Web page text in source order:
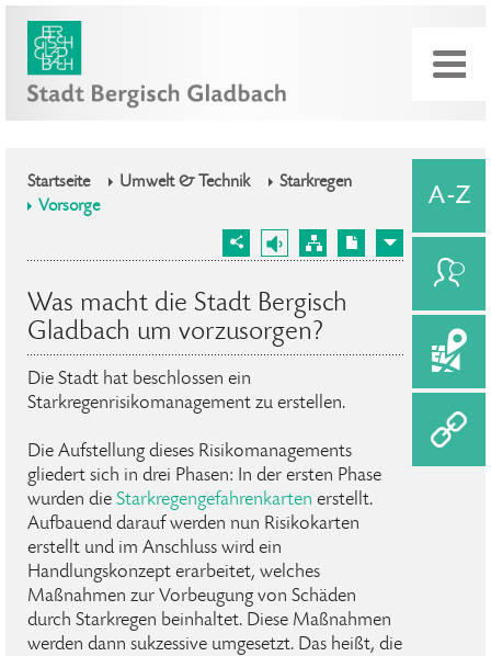
Startseite Umwelt & Technik
Starkregen
Vorsorge
Was macht die Stadt Bergisch
Gladbach um vorzusorgen?
Die Stadt hat beschlossen ein
Starkregenrisikomanagement zu erstellen.
Die Aufstellung dieses Risikomanagements
gliedert sich in drei Phasen: In der ersten Phase
wurden die Starkregengefahrenkarten erstellt.
Aufbauend darauf werden nun Risikokarten
erstellt und im Anschluss wird ein
Handlungskonzept erarbeitet, welches
Maßnahmen zur Vorbeugung von Schäden
durch Starkregen beinhaltet. Diese Maßnahmen
werden dann sukzessive umgesetzt. Das heißt, die